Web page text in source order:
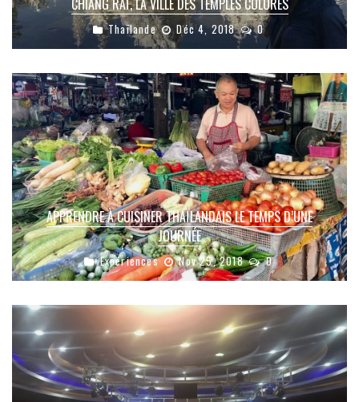
CHIANG RAÏ, LA VILLE DES TEMPLES COLORÉS
Thaïlande Déc 4, 2018 0
APPRENDRE À CUISINER THAÏLANDAIS LE TEMPS D’UNE
JOURNÉE
Expériences Nov 25, 2018 0